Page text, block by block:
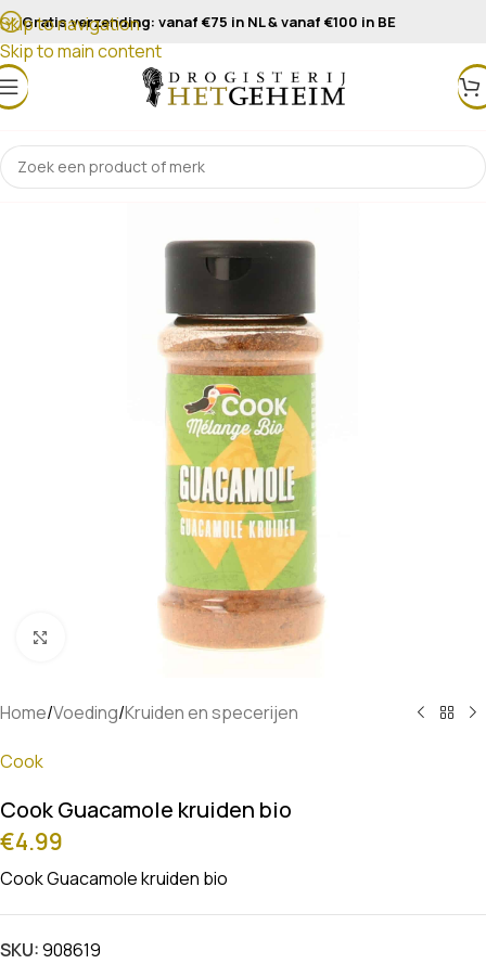
Skip to navigation
Skip to main content
Gratis verzending: vanaf €75 in NL & vanaf €100 in BE
Klik om te vergroten
Home/Voeding/Kruiden en specerijen
Cook
Cook Guacamole kruiden bio
€4.99
Cook Guacamole kruiden bio
SKU:908619